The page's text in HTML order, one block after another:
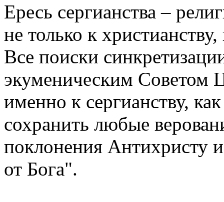
Ересь сергианства –
не только к
Все поиски
экуменическим Советом
именно к сергианству,
сохранить любые
поклонения Антихристу
от Бога".